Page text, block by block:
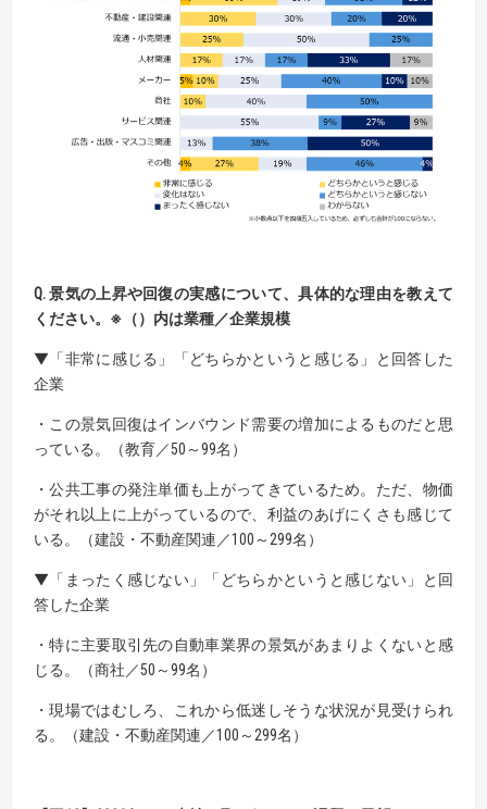
Q. 景気の上昇や回復の実感について、具体的な理由を教えて
ください。 ※ （）内は業種／企業規模
▼「非常に感じる」「どちらかというと感じる」と回答した
企業
・この景気回復はインバウンド需要の増加によるものだと思
っている。（教育／50～99名）
・公共工事の発注単価も上がってきているため。ただ、物価
がそれ以上に上がっているので、利益のあげにくさも感じて
いる。（建設・不動産関連／100～299名）
▼「まったく感じない」「どちらかというと感じない」と回
答した企業
・特に主要取引先の自動車業界の景気があまりよくないと感
じる。（商社／50～99名）
・現場ではむしろ、これから低迷しそうな状況が見受けられ
る。（建設・不動産関連／100～299名）